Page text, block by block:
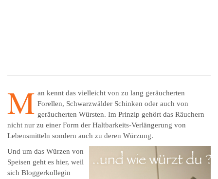
M an kennt das vielleicht von zu lang geräucherten
Forellen, Schwarzwälder Schinken oder auch von
geräucherten Würsten. Im Prinzip gehört das Räuchern
nicht nur zu einer Form der Haltbarkeits-Verlängerung von
Lebensmitteln sondern auch zu deren Würzung.
Und um das Würzen von
Speisen geht es hier, weil
sich Bloggerkollegin